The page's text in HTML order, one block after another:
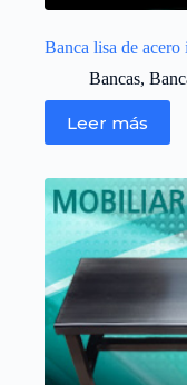
Banca lisa de
Bancas,
Leer más